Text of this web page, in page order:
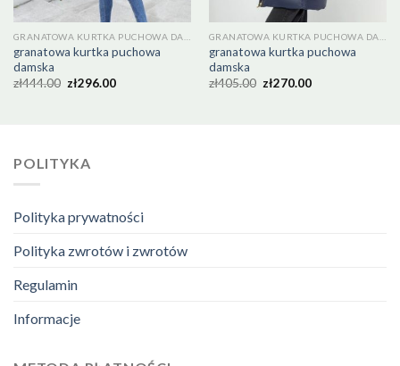
granatowa kurtka puchowa
damska
zł444.00 zł296.00
granatowa kurtka puchowa
damska
zł405.00 zł270.00
POLITYKA
Polityka prywatności
Polityka zwrotów i zwrotów
Regulamin
Informacje